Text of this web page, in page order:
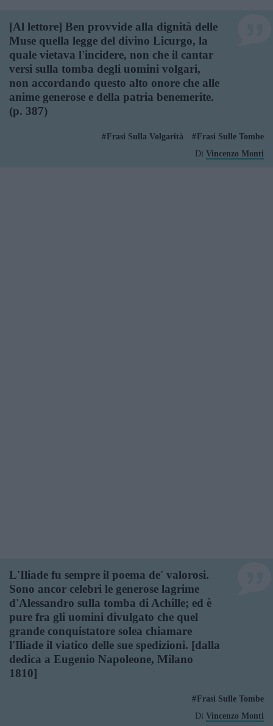
[Al lettore] Ben provvide alla dignità delle
Muse quella legge del divino Licurgo, la
quale vietava l'incidere, non che il cantar
versi sulla tomba degli uomini volgari,
non accordando questo alto onore che alle
anime generose e della patria benemerite.
(p. 387)
Frasi Sulla Volgarità
Frasi Sulle Tombe
Di Vincenzo Monti
L'Iliade fu sempre il poema de' valorosi.
Sono ancor celebri le generose lagrime
d'Alessandro sulla tomba di Achille; ed è
pure fra gli uomini divulgato che quel
grande conquistatore solea chiamare
l'Iliade il viatico delle sue spedizioni. [dalla
dedica a Eugenio Napoleone, Milano
1810]
Frasi Sulle Tombe
Di Vincenzo Monti